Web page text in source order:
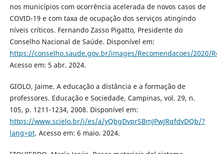
nos municípios com ocorrência acelerada de novos casos de
COVID-19 e com taxa de ocupação dos serviços atingindo
níveis críticos. Fernando Zasso Pigatto, Presidente do
Conselho Nacional de Saúde. Disponível em:
https://conselho.saude.gov.br/images/Recomendacoes/2020/
Acesso em: 5 abr. 2024.
GIOLO, Jaime. A educação a distância e a formação de
professores. Educação e Sociedade, Campinas, vol. 29, n.
105, p. 1211-1234, 2008. Disponível em:
https://www.scielo.br/j/es/a/yQbgDvpr5BmJPwJRqfdvDQb/?
lang=pt. Acesso em: 6 maio. 2024.